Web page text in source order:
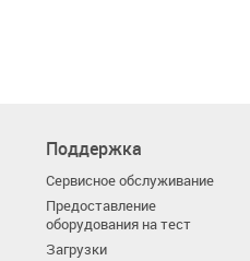
Поддержка
Сервисное обслуживание
Предоставление
оборудования на тест
Загрузки